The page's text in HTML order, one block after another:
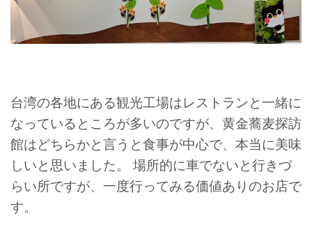
台湾の各地にある観光工場はレストランと一緒に
なっているところが多いのですが、黄金蕎麦探訪
館はどちらかと言うと食事が中心で、本当に美味
しいと思いました。 場所的に車でないと行きづ
らい所ですが、一度行ってみる価値ありのお店で
す。